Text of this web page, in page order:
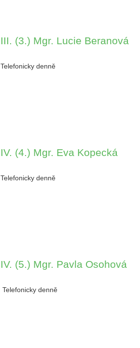
III. (3.) Mgr. Lucie Beranová
Telefonicky denně
IV. (4.) Mgr. Eva Kopecká
Telefonicky denně
IV. (5.) Mgr. Pavla Osohová
Telefonicky denně